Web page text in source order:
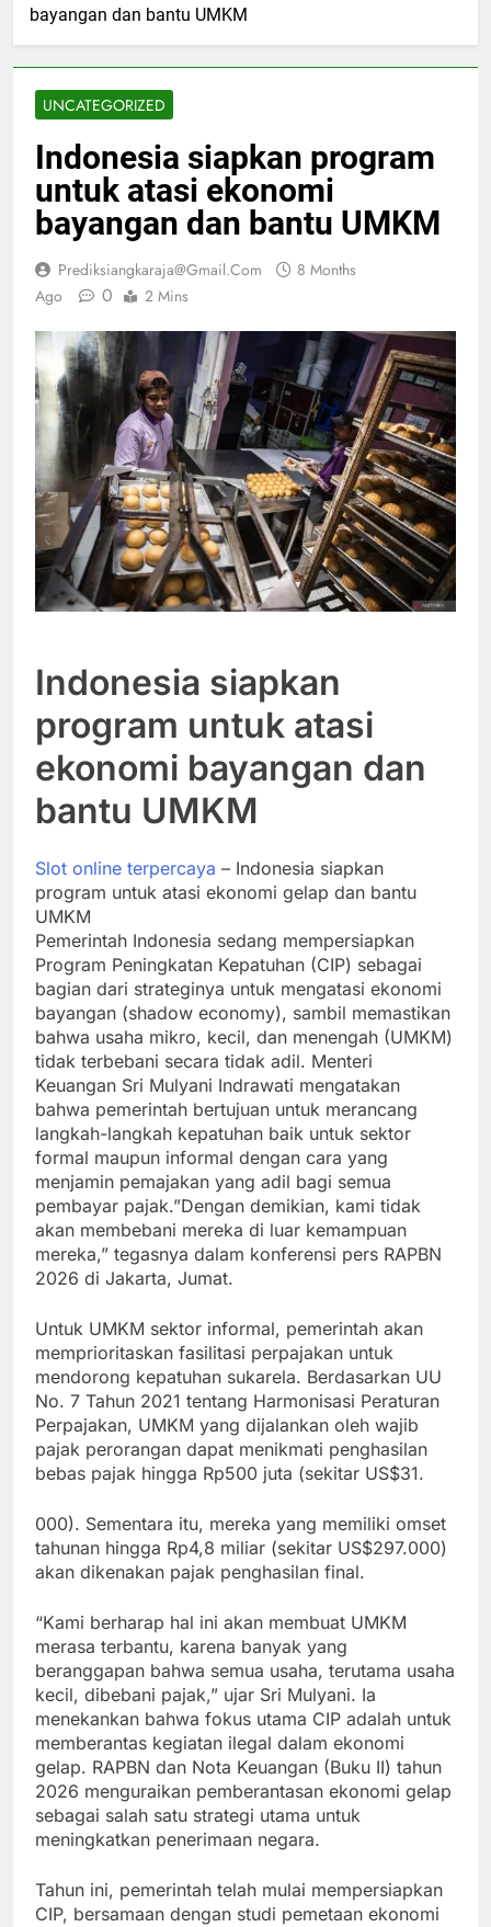
bayangan dan bantu UMKM
UNCATEGORIZED
Indonesia siapkan program
untuk atasi ekonomi
bayangan dan bantu UMKM
Prediksiangkaraja@gmail.com
8 Months
Ago
0 2 Mins
Indonesia siapkan
program untuk atasi
ekonomi bayangan dan
bantu UMKM
Slot online terpercaya – Indonesia siapkan
program untuk atasi ekonomi gelap dan bantu
UMKM
Pemerintah Indonesia sedang mempersiapkan
Program Peningkatan Kepatuhan (CIP) sebagai
bagian dari strateginya untuk mengatasi ekonomi
bayangan (shadow economy), sambil memastikan
bahwa usaha mikro, kecil, dan menengah (UMKM)
tidak terbebani secara tidak adil. Menteri
Keuangan Sri Mulyani Indrawati mengatakan
bahwa pemerintah bertujuan untuk merancang
langkah-langkah kepatuhan baik untuk sektor
formal maupun informal dengan cara yang
menjamin pemajakan yang adil bagi semua
pembayar pajak.”Dengan demikian, kami tidak
akan membebani mereka di luar kemampuan
mereka,” tegasnya dalam konferensi pers RAPBN
2026 di Jakarta, Jumat.
Untuk UMKM sektor informal, pemerintah akan
memprioritaskan fasilitasi perpajakan untuk
mendorong kepatuhan sukarela. Berdasarkan UU
No. 7 Tahun 2021 tentang Harmonisasi Peraturan
Perpajakan, UMKM yang dijalankan oleh wajib
pajak perorangan dapat menikmati penghasilan
bebas pajak hingga Rp500 juta (sekitar US$31.
000). Sementara itu, mereka yang memiliki omset
tahunan hingga Rp4,8 miliar (sekitar US$297.000)
akan dikenakan pajak penghasilan final.
“Kami berharap hal ini akan membuat UMKM
merasa terbantu, karena banyak yang
beranggapan bahwa semua usaha, terutama usaha
kecil, dibebani pajak,” ujar Sri Mulyani. Ia
menekankan bahwa fokus utama CIP adalah untuk
memberantas kegiatan ilegal dalam ekonomi
gelap. RAPBN dan Nota Keuangan (Buku II) tahun
2026 menguraikan pemberantasan ekonomi gelap
sebagai salah satu strategi utama untuk
meningkatkan penerimaan negara.
Tahun ini, pemerintah telah mulai mempersiapkan
CIP, bersamaan dengan studi pemetaan ekonomi